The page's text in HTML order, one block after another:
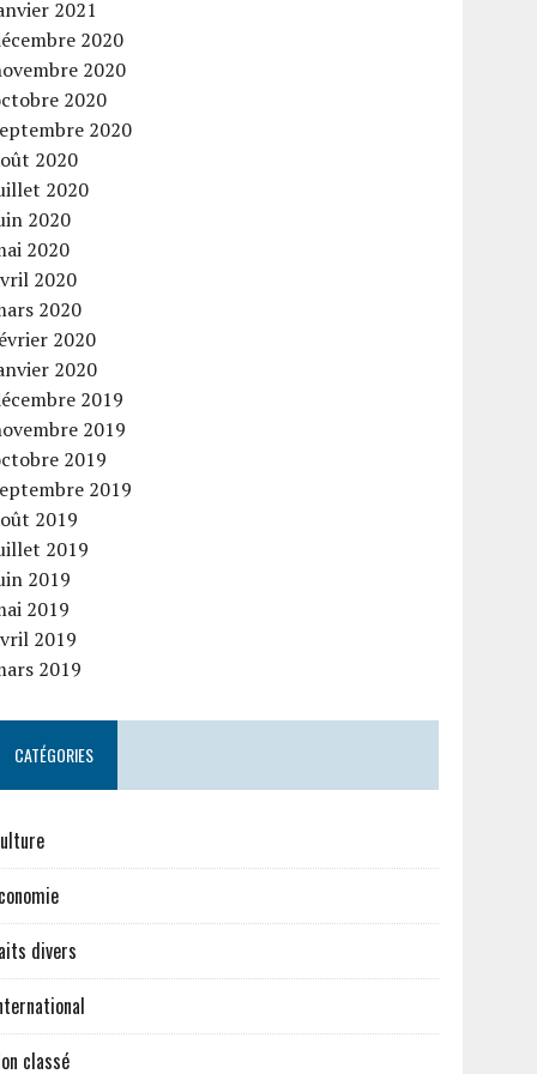
2021
2020
2020
2020
2020
2020
2020
2020
2020
2020
2020
2020
2020
2019
2019
2019
2019
2019
2019
2019
2019
2019
2019
CATÉGORIES
divers
classé